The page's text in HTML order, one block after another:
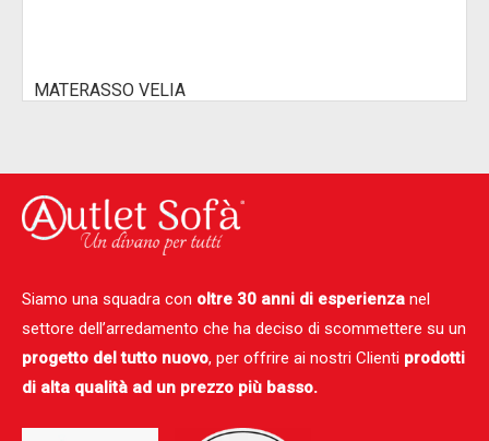
MATERASSO VELIA
Siamo una squadra con oltre 30 anni di esperienza nel
settore dell’arredamento che ha deciso di scommettere su un
progetto del tutto nuovo, per offrire ai nostri Clienti prodotti
di alta qualità ad un prezzo più basso.